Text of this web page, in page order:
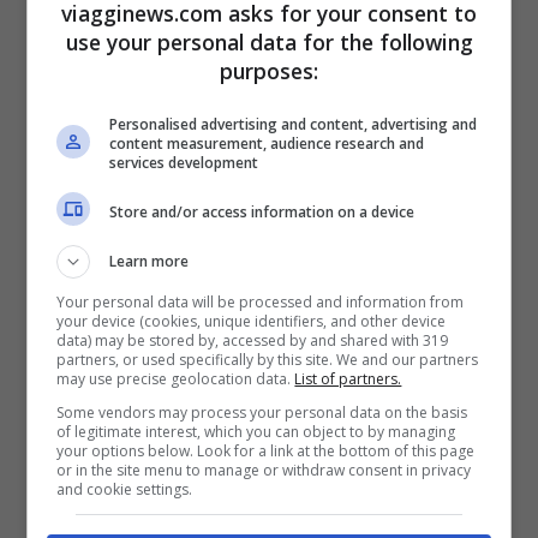
fatta all’interno dei boschi di Strání, per
quest’occasione vengono usati mezzi
specifici: sciabole di legno borchiate e con
dei cerchi di metallo. Terminata questa
danza armata, arriva il momento di sanare
lo stomaco. Per farlo viene allestito un
grande banchetto dove sono serviti dei
piatti tradizionali a base di maiale.
Québec, carri e tantissime
attività sportive
Spettacoli ricchi di folklore, sport e tante
viagginews.com asks for your consent to
use your personal data for the following
purposes:
Personalised advertising and content, advertising and
content measurement, audience research and
services development
Store and/or access information on a device
Learn more
Your personal data will be processed and information from
your device (cookies, unique identifiers, and other device
data) may be stored by, accessed by and shared with 319
partners, or used specifically by this site. We and our partners
may use precise geolocation data. List of partners.
Some vendors may process your personal data on the basis
of legitimate interest, which you can object to by managing
your options below. Look for a link at the bottom of this page
or in the site menu to manage or withdraw consent in privacy
and cookie settings.